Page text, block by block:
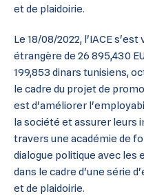
et de plaidoirie.
Le 18/08/2022, l'IACE
étrangère de 26 895,430
199,853 dinars tunisiens,
le cadre du projet de
est d'améliorer
la société et assurer leurs
travers une académie de
dialogue politique avec
dans le cadre d'une série
et de plaidoirie.